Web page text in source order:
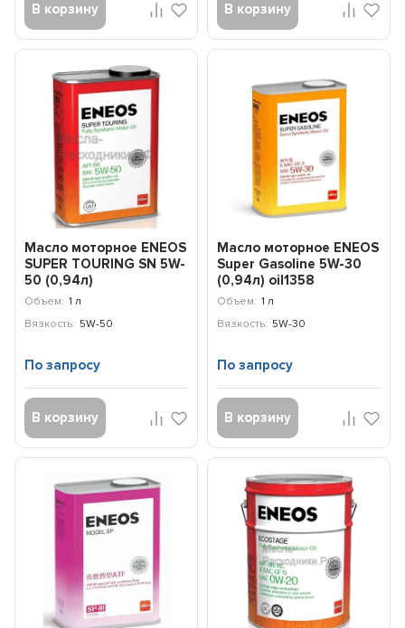
В корзину В корзину
Масло моторное ENEOS
SUPER TOURING SN 5W-
50 (0,94л)
8809478941714
Объем: 1 л
Вязкость: 5W-50
По запросу
В корзину
Масло моторное ENEOS
Super Gasoline 5W-30
(0,94л) oil1358
Объем: 1 л
Вязкость: 5W-30
По запросу
В корзину